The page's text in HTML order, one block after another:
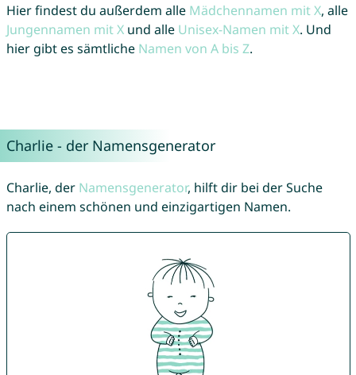
Hier findest du außerdem alle Mädchennamen mit X, alle
Jungennamen mit Xund alle Unisex-Namen mit X. Und
hier gibt es sämtliche Namen von A bis Z.
Charlie - der Namensgenerator
Charlie, der Namensgenerator, hilft dir bei der Suche
nach einem schönen und einzigartigen Namen.